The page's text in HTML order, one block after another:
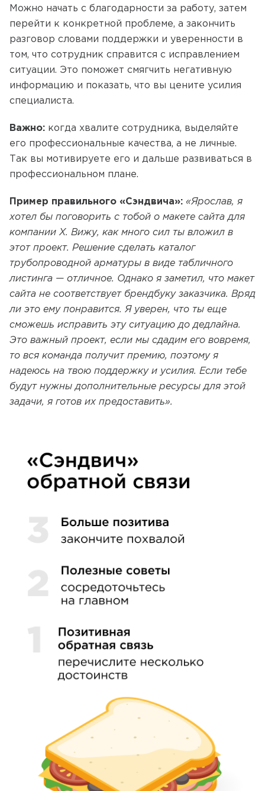
Можно начать с благодарности за работу, затем
перейти к конкретной проблеме, а закончить
разговор словами поддержки и уверенности в
том, что сотрудник справится с исправлением
ситуации. Это поможет смягчить негативную
информацию и показать, что вы цените усилия
специалиста.
Важно: когда хвалите сотрудника, выделяйте
его профессиональные качества, а не личные.
Так вы мотивируете его и дальше развиваться в
профессиональном плане.
Пример правильного «Сэндвича»: «Ярослав, я
хотел бы поговорить с тобой о макете сайта для
компании Х. Вижу, как много сил ты вложил в
этот проект. Решение сделать каталог
трубопроводной арматуры в виде табличного
листинга — отличное. Однако я заметил, что макет
сайта не соответствует брендбуку заказчика. Вряд
ли это ему понравится. Я уверен, что ты еще
сможешь исправить эту ситуацию до дедлайна.
Это важный проект, если мы сдадим его вовремя,
то вся команда получит премию, поэтому я
надеюсь на твою поддержку и усилия. Если тебе
будут нужны дополнительные ресурсы для этой
задачи, я готов их предоставить».